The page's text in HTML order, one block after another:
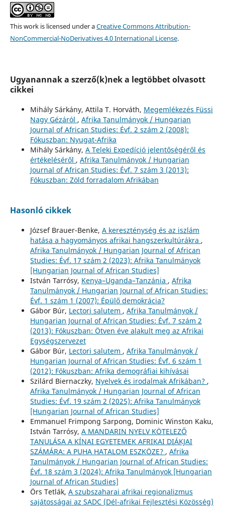
This work is licensed under aCreative Commons Attribution-
NonCommercial-NoDerivatives 4.0 International License.
Ugyanannak a szerző(k)nek a legtöbbet olvasott
cikkei
Mihály Sárkány, Attila T. Horváth, Megemlékezés Füssi
Nagy Gézáról , Afrika Tanulmányok / Hungarian
Journal of African Studies: Évf. 2 szám 2 (2008):
Fókuszban: Nyugat-Afrika
Mihály Sárkány, A Teleki Expedíció jelentőségéről és
értékeléséről , Afrika Tanulmányok / Hungarian
Journal of African Studies: Évf. 7 szám 3 (2013):
Fókuszban: Zöld forradalom Afrikában
Hasonló cikkek
József Brauer-Benke, A kereszténység és az iszlám
hatása a hagyományos afrikai hangszerkultúrákra ,
Afrika Tanulmányok / Hungarian Journal of African
Studies: Évf. 17 szám 2 (2023): Afrika Tanulmányok
[Hungarian Journal of African Studies]
István Tarrósy, Kenya–Uganda–Tanzánia , Afrika
Tanulmányok / Hungarian Journal of African Studies:
Évf. 1 szám 1 (2007): Épülő demokrácia?
Gábor Búr, Lectori salutem , Afrika Tanulmányok /
Hungarian Journal of African Studies: Évf. 7 szám 2
(2013): Fókuszban: Ötven éve alakult meg az Afrikai
Egységszervezet
Gábor Búr, Lectori salutem , Afrika Tanulmányok /
Hungarian Journal of African Studies: Évf. 6 szám 1
(2012): Fókuszban: Afrika demográfiai kihívásai
Szilárd Biernaczky, Nyelvek és irodalmak Afrikában? ,
Afrika Tanulmányok / Hungarian Journal of African
Studies: Évf. 19 szám 2 (2025): Afrika Tanulmányok
[Hungarian Journal of African Studies]
Emmanuel Frimpong Sarpong, Dominic Winston Kaku,
István Tarrósy, A MANDARIN NYELV KÖTELEZŐ
TANULÁSA A KÍNAI EGYETEMEK AFRIKAI DIÁKJAI
SZÁMÁRA: A PUHA HATALOM ESZKÖZE? , Afrika
Tanulmányok / Hungarian Journal of African Studies:
Évf. 18 szám 3 (2024): Afrika Tanulmányok [Hungarian
Journal of African Studies]
Örs Tetlák, A szubszaharai afrikai regionalizmus
sajátosságai az SADC (Dél-afrikai Fejlesztési Közösség)